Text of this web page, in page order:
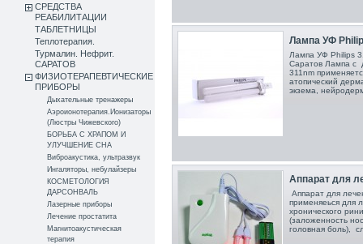
СРЕДСТВА
РЕАБИЛИТАЦИИ
ТАБЛЕТНИЦЫ
Теплотерапия.
Турмалин. Нефрит.
САРАТОВ
ФИЗИОТЕРАПЕВТИЧЕСКИЕ
ПРИБОРЫ
Дыхательные тренажеры
Аэроионотерапия.Ионизаторы
(Люстры Чижевского)
БОРЬБА С ХРАПОМ И
УЛУЧШЕНИЕ СНА
Виброакустика, ультразвук
Ингаляторы, небулайзеры
КОСМЕТОЛОГИЯ
ДАРСОНВАЛЬ
Лазерные приборы
Лечение простатита
Магнитоакустическая
терапия
Лампа УФ
Лампа УФ Philips
Саратов Лампа с
311nm
атопический
экзема,
Аппарат для
Аппарат для
применяеься для
хронического
(заложенность
головная боль),